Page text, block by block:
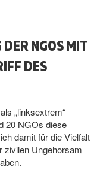
NGOS MIT
DES
„linksextrem“
20 NGOs diese
damit für die Vielfalt
zivilen Ungehorsam